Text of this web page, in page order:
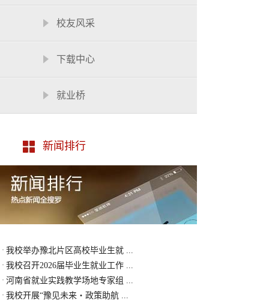
校友风采
下载中心
就业桥
新闻排行
· 我校举办豫北片区高校毕业生就 ...
· 我校召开2026届毕业生就业工作 ...
· 河南省就业实践教学场地专家组 ...
· 我校开展“豫见未来・政策助航 ...